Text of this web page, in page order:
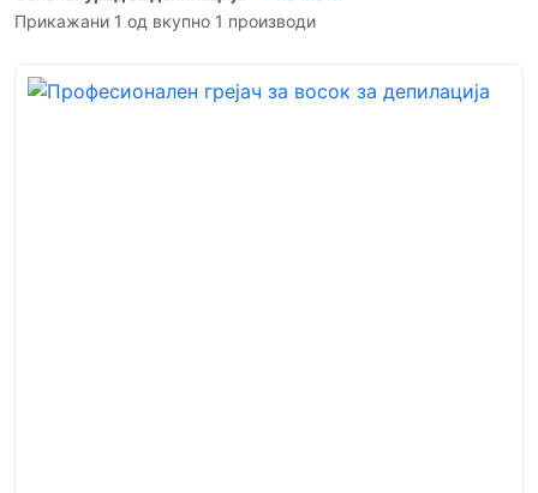
Прикажани 1 од вкупно 1 производи